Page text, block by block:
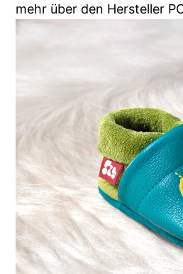
mehr über den Hersteller